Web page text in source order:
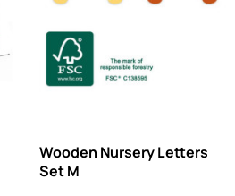
Wooden Nursery Letters
Set M